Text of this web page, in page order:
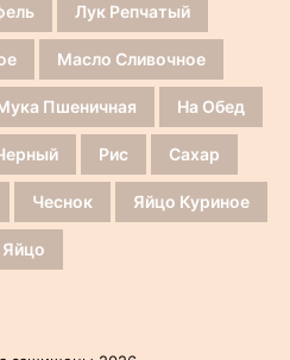
Лук Репчатый
Масло Сливочное
Пшеничная На Обед
Рис Сахар
Чеснок Яйцо Куриное
Яйцо